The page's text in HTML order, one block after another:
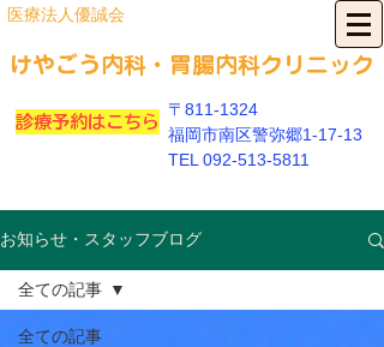
​医療法人優誠会
​けやごう内科・胃腸内科クリニック
診療予約はこちら
〒811-1324
福岡市南区警弥郷1-17-13
​TEL 092-513-5811
お知らせ・スタッフブログ
全ての記事
全ての記事